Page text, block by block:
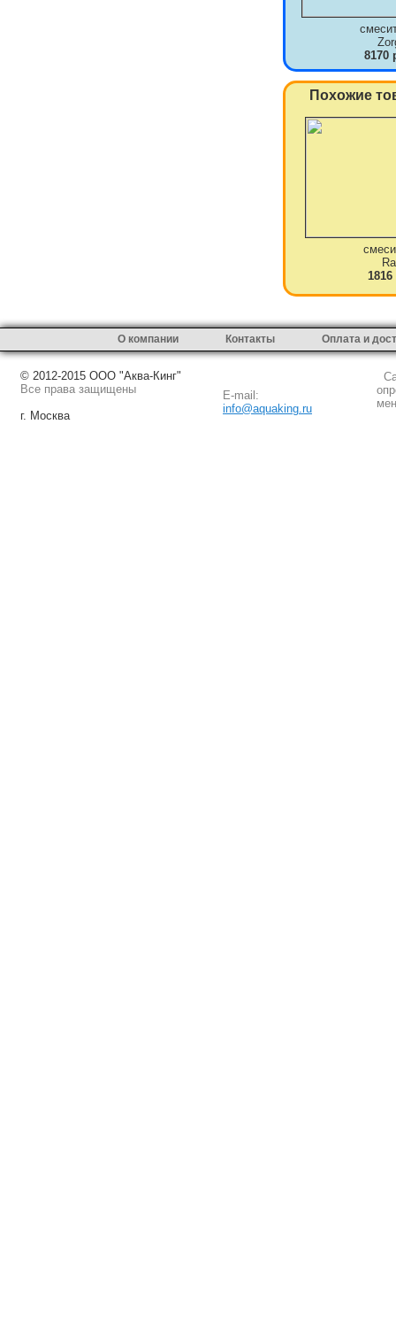
8170
Похожие
1816
О компании Контакты Оплата и
© 2012-2015 ООО "Аква-Кинг"
Все права защищены
г. Москва
E-mail:
info@aquaking.ru